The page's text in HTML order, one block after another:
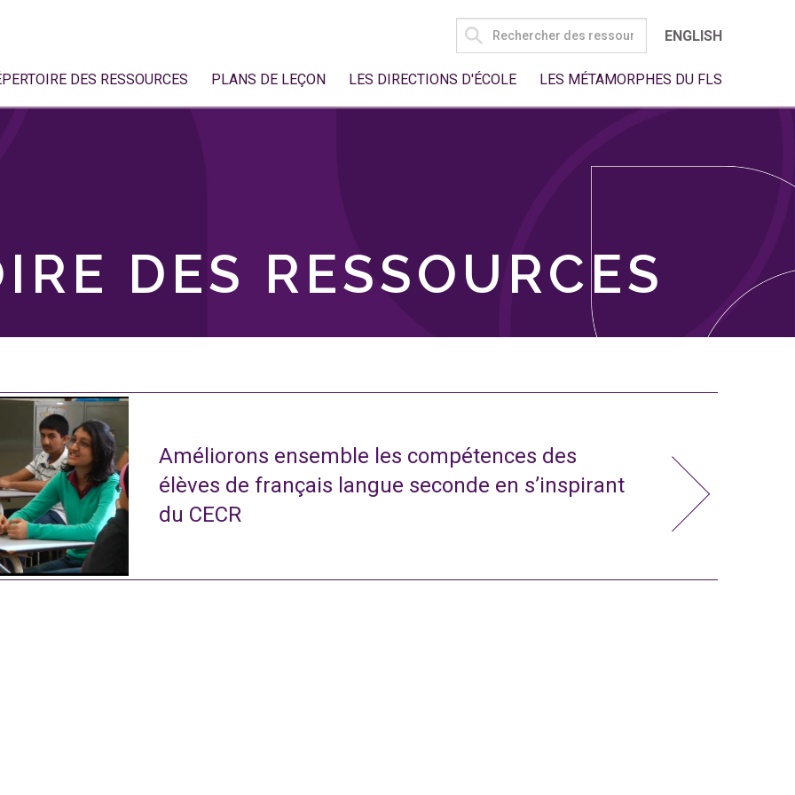
SEARCH
FOR:
ENGLISH
DES RESSOURCES PLANS DE LEÇON LES DIRECTIONS D'ÉCOLE LES MÉTAMORPHES DU FLS
DES RESSOURCES
Améliorons ensemble les compétences des
élèves de français langue seconde en s’inspirant
du CECR